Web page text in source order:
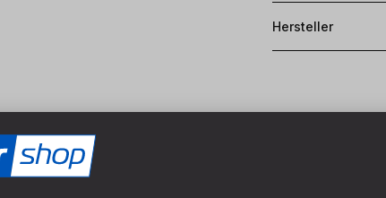
Hersteller
Ø Fräseröffnung: